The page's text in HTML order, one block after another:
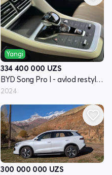
Yangi
334 400 000 UZS
BYD Song Pro I - avlod restyling
2024
300 000 000 UZS